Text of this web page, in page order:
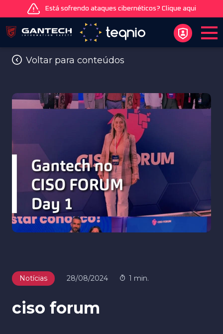
Está sofrendo ataques cibernéticos? Clique aqui
Voltar para conteúdos
Notícias 28/08/2024 1 min.
ciso forum